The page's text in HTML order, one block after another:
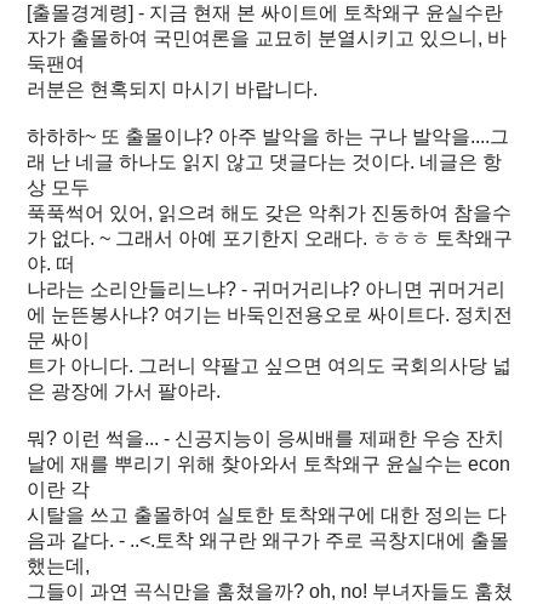
[출몰경계령] - 지금 현재 본 싸이트에 토착왜구 윤실수란
자가 출몰하여 국민여론을 교묘히 분열시키고 있으니, 바
둑팬여
러분은 현혹되지 마시기 바랍니다.
하하하~ 또 출몰이냐? 아주 발악을 하는 구나 발악을....그
래 난 네글 하나도 읽지 않고 댓글다는 것이다. 네글은 항
상 모두
푹푹썩어 있어, 읽으려 해도 갖은 악취가 진동하여 참을수
가 없다. ~ 그래서 아예 포기한지 오래다. ㅎㅎㅎ 토착왜구
야. 떠
나라는 소리안들리느냐? - 귀머거리냐? 아니면 귀머거리
에 눈뜬봉사냐? 여기는 바둑인전용오로 싸이트다. 정치전
문 싸이
트가 아니다. 그러니 약팔고 싶으면 여의도 국회의사당 넓
은 광장에 가서 팔아라.
뭐? 이런 썩을... - 신공지능이 응씨배를 제패한 우승 잔치
날에 재를 뿌리기 위해 찾아와서 토착왜구 윤실수는 econ
이란 각
시탈을 쓰고 출몰하여 실토한 토착왜구에 대한 정의는 다
음과 같다. - ..<.토착 왜구란 왜구가 주로 곡창지대에 출몰
했는데,
그들이 과연 곡식만을 훔쳤을까? oh, no! 부녀자들도 훔쳤